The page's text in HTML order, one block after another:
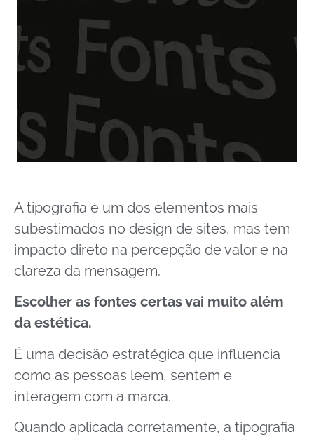
A tipografia é um dos elementos mais
subestimados no design de sites, mas tem
impacto direto na percepção de valor e na
clareza da mensagem.
Escolher as fontes certas vai muito além
da estética.
É uma decisão estratégica que influencia
como as pessoas leem, sentem e
interagem com a marca.
Quando aplicada corretamente, a tipografia